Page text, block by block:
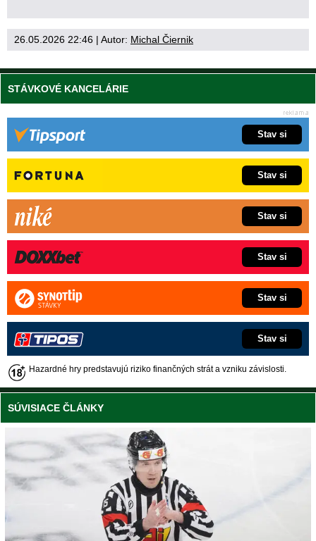
26.05.2026 22:46 | Autor: Michal Čiernik
STÁVKOVÉ KANCELÁRIE
Stav si
Stav si
Stav si
Stav si
Stav si
Stav si
Hazardné hry predstavujú riziko finančných strát a vzniku závislosti.
SÚVISIACE ČLÁNKY